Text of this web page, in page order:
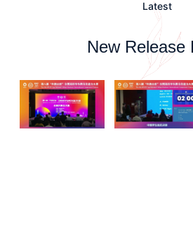
Latest
New Release